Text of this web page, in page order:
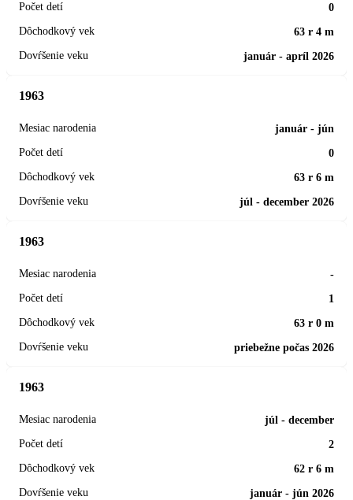
0
63 r 4 m
január - apríl 2026
1963
január - jún
0
63 r 6 m
júl - december 2026
1963
-
1
63 r 0 m
priebežne počas 2026
1963
júl - december
2
62 r 6 m
január - jún 2026